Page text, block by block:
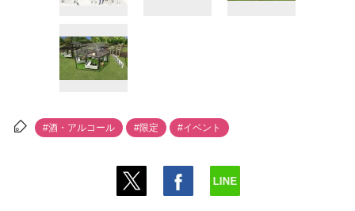
#酒・アルコール #限定 #イベント